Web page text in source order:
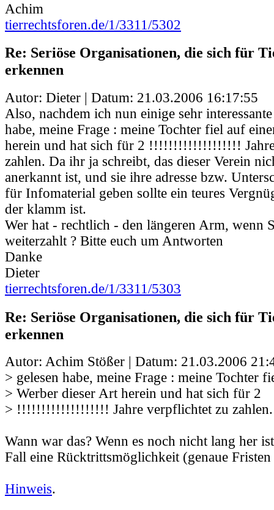
Achim
tierrechtsforen.de/1/3311/5302
Re: Seriöse Organisationen, die sich für
erkennen
Autor: Dieter | Datum: 21.03.2006 16:17:55
Also, nachdem ich nun einige sehr
habe, meine Frage : meine Tochter fiel auf
herein und hat sich für 2 !!!!!!!!!!!!!!!!!!!
zahlen. Da ihr ja schreibt, das dieser Verein
anerkannt ist, und sie ihre adresse bzw.
für Infomaterial geben sollte ein teures
der klamm ist.
Wer hat - rechtlich - den längeren Arm, wenn
weiterzahlt ? Bitte euch um Antworten
Danke
Dieter
tierrechtsforen.de/1/3311/5303
Re: Seriöse Organisationen, die sich für
erkennen
Autor: Achim Stößer | Datum: 21.03.2006
> gelesen habe, meine Frage : meine Tochter
> Werber dieser Art herein und hat sich für 2
> !!!!!!!!!!!!!!!!!!! Jahre verpflichtet zu zahlen.
Wann war das? Wenn es noch nicht lang her
Fall eine Rücktrittsmöglichkeit (genaue
Hinweis.